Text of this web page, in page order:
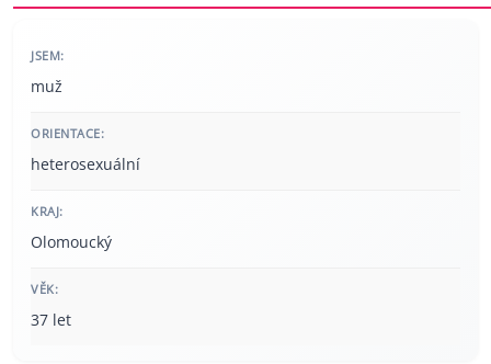
JSEM:
muž
ORIENTACE:
heterosexuální
KRAJ:
Olomoucký
VĚK:
37 let